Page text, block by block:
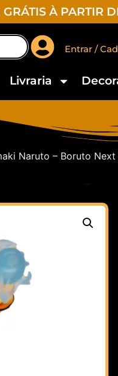
GRÁTIS À PARTIR
Entrar /
Livraria
Naruto – Boruto